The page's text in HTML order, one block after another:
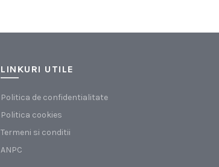
LINKURI UTILE
Politica de confidentialitate
Politica cookies
Termeni si conditii
ANPC